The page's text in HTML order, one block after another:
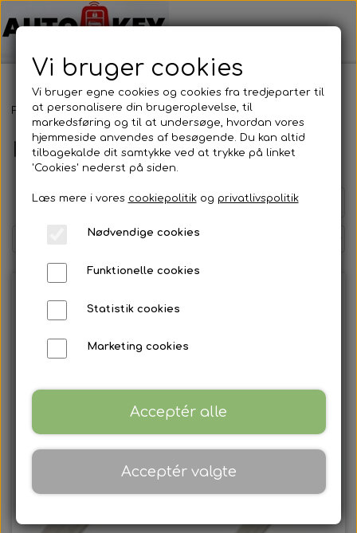
Forside Motorcykel nøgler Honda
Honda
Forrige side Side 1 / 2 Næste side
Vi bruger cookies
Vi bruger egne cookies og cookies fra tredjeparter til
at personalisere din brugeroplevelse, til
markedsføring og til at undersøge, hvordan vores
hjemmeside anvendes af besøgende. Du kan altid
tilbagekalde dit samtykke ved at trykke på linket
'Cookies' nederst på siden.
Læs mere i vores cookiepolitikog privatlivspolitik
Nødvendige cookies
Funktionelle cookies
Statistik cookies
Marketing cookies
Acceptér alle
Acceptér valgte